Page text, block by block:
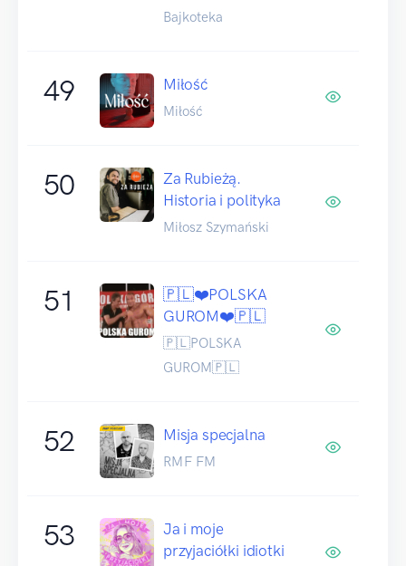
Bajkoteka
49 Miłość
Miłość
50
Za Rubieżą.
Historia i polityka
Miłosz Szymański
51
🇵🇱❤️POLSKA
GUROM❤️🇵🇱
🇵🇱POLSKA
GUROM🇵🇱
52 Misja specjalna
RMF FM
53
Ja i moje
przyjaciółki idiotki